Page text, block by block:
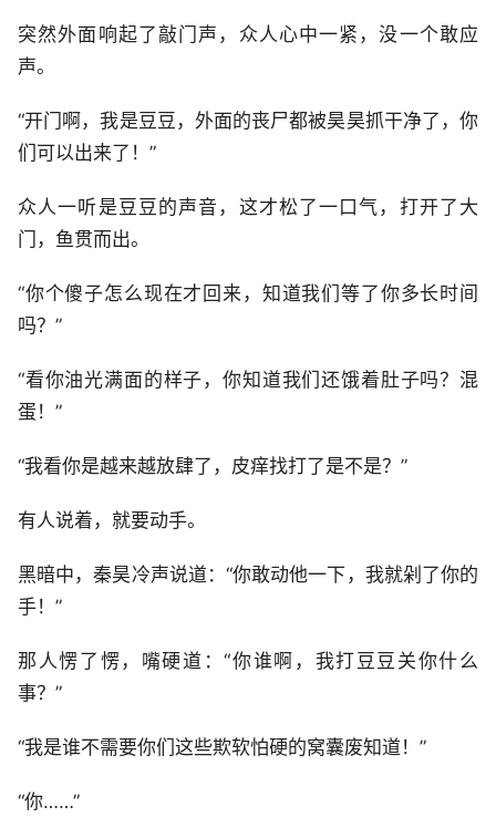
突然外面响起了敲门声，众人心中一紧，没一个敢应
声。
“开门啊，我是豆豆，外面的丧尸都被昊昊抓干净了，你
们可以出来了！”
众人一听是豆豆的声音，这才松了一口气，打开了大
门，鱼贯而出。
“你个傻子怎么现在才回来，知道我们等了你多长时间
吗？”
“看你油光满面的样子，你知道我们还饿着肚子吗？混
蛋！”
“我看你是越来越放肆了，皮痒找打了是不是？”
有人说着，就要动手。
黑暗中，秦昊冷声说道：“你敢动他一下，我就剁了你的
手！”
那人愣了愣，嘴硬道：“你谁啊，我打豆豆关你什么
事？”
“我是谁不需要你们这些欺软怕硬的窝囊废知道！”
“你……”